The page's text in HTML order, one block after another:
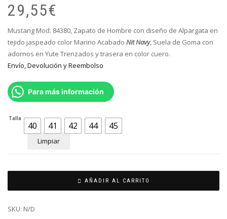
29,55€
Mustang Mod. 84380, Zapato de Hombre con diseño de Alpargata en
tejido jaspeado color Marino Acabado Nit Navy, Suela de Goma con
adornos en Yute Trenzados y trasera en color cuero.
Envío, Devolución y Reembolso
Para más información
Talla
40 41 42 44 45
Limpiar
AÑADIR AL CARRITO
SKU: N/D